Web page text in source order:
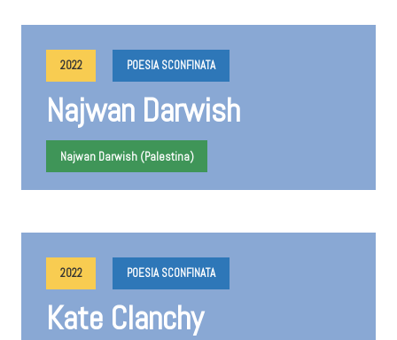
2022 POESIA SCONFINATA
Najwan Darwish
Najwan Darwish (Palestina)
2022 POESIA SCONFINATA
Kate Clanchy